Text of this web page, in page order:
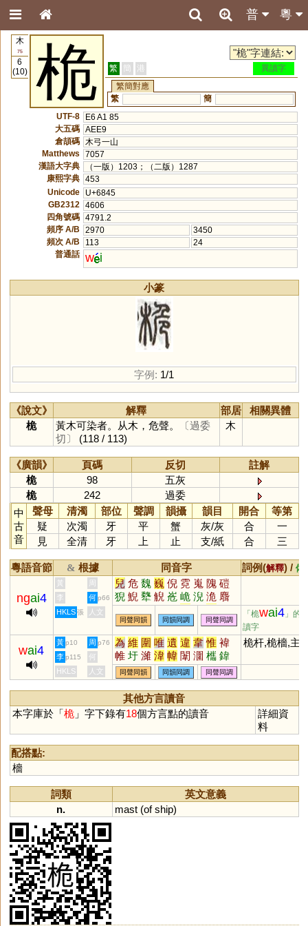
粵
普
木
75
6
(10)
桅 繁 簡 港
異讀字
繁簡對應
繁
簡
UTF-8
E6 A1 85
大五碼 AEE9
倉頡碼
木弓一山
Matthews
7057
漢語大字典
（一版）1203；（二版）1287
康熙字典 453
Unicode
U+6845
GB2312
4606
四角號碼 4791.2
頻序 A/B
2970
3450
頻次 A/B
113
24
普通話 w i
小篆
字例: 1/1
《說文》 解釋 部居
相關異體
桅
黃木可染者。从木，危聲。
〔過委
切〕
(118 / 113)
木
《廣韻》 頁碼 反切
註解
桅
98
五灰
桅
242
過委
中
古
音
聲母 清濁 部位 聲調 韻攝 韻目 開合
等第
疑
次濁 牙 平 蟹 灰/灰 合
一
見
全清 牙 上 止 支/紙 合 三
粵語音節 & 根據 同音字 詞例(解釋) / 備
ngai4
黃 周 兒 危 魏 巍 倪 霓 嵬 隗 磑
猊 鯢 犩 觬 峞 峗 淣 洈 麛
儿 堄 齯 輗 蜺 郳 婗 麑
李 何 p66
HKLS 張 人文
同聲同韻 同韻同調 同聲同調
「桅wai4 」的
讀字
wai4
黃 p10 周 p76 為 維 圍 唯 遺 違 韋 惟 褘
帷 圩 濰 湋 幃 闈 潿 欈 鍏
醀 蓶 喡 鮠 鄬 囗
桅杆,桅檣,主
李 p115
何
HKLS
人文 同聲同韻 同韻同調 同聲同調
其他方言讀音
本字庫於「桅」字下錄有18個方言點的讀音
詳細資
料
配搭點:
檣
詞類
英文意義
n.
mast(of ship)